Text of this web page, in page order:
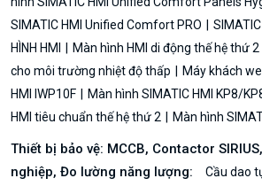
SIMATIC HMI Unified Comfort PRO
HÌNH HMI
Màn hình HMI di động thế hệ thứ 2
cho môi trường nhiệt độ thấp
Máy khách
HMI IWP10F
Màn hình SIMATIC HMI KP8/
HMI tiêu chuẩn thế hệ thứ 2
Màn hình
Thiết bị bảo vệ: MCCB, Contactor
nghiệp, Đo lường năng lượng:
Cầu dao